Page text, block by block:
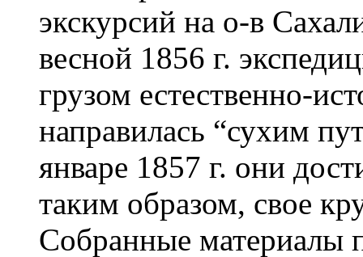
экскурсий на о-в
весной 1856 г.
грузом естественно-
направилась “сухим
январе 1857 г. они
таким образом, свое
Собранные